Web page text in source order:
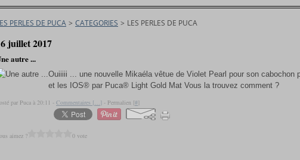
PERLES DE PUCA > CATEGORIES > LES PERLES DE PUCA
juillet 2017
autre ...
Ouiiiii ... une nouvelle Mikaéla vêtue de Violet Pearl pour son cabochon
et les IOS® par Puca® Light Gold Mat Vous la trouvez comment ?
par Puca à 20:11 - Commentaires […] - Permalien [#]
aimez ? 0 vote